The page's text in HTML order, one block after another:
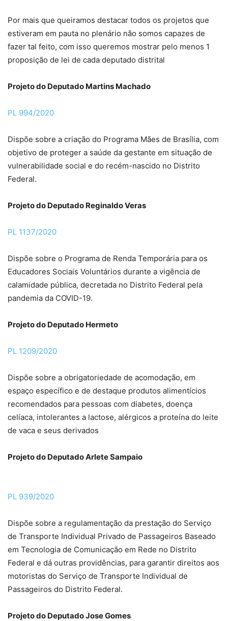
Por mais que queiramos destacar todos os projetos que
estiveram em pauta no plenário não somos capazes de
fazer tal feito, com isso queremos mostrar pelo menos 1
proposição de lei de cada deputado distrital
Projeto do Deputado Martins Machado
PL 994/2020
Dispõe sobre a criação do Programa Mães de Brasília, com
objetivo de proteger a saúde da gestante em situação de
vulnerabilidade social e do recém-nascido no Distrito
Federal.
Projeto do Deputado Reginaldo Veras
PL 1137/2020
Dispõe sobre o Programa de Renda Temporária para os
Educadores Sociais Voluntários durante a vigência de
calamidade pública, decretada no Distrito Federal pela
pandemia da COVID-19.
Projeto do Deputado Hermeto
PL 1209/2020
Dispõe sobre a obrigatoriedade de acomodação, em
espaço específico e de destaque produtos alimentícios
recomendados para pessoas com diabetes, doença
celíaca, intolerantes a lactose, alérgicos a proteína do leite
de vaca e seus derivados
Projeto do Deputado Arlete Sampaio
PL 939/2020
Dispõe sobre a regulamentação da prestação do Serviço
de Transporte Individual Privado de Passageiros Baseado
em Tecnologia de Comunicação em Rede no Distrito
Federal e dá outras providências, para garantir direitos aos
motoristas do Serviço de Transporte Individual de
Passageiros do Distrito Federal.
Projeto do Deputado Jose Gomes